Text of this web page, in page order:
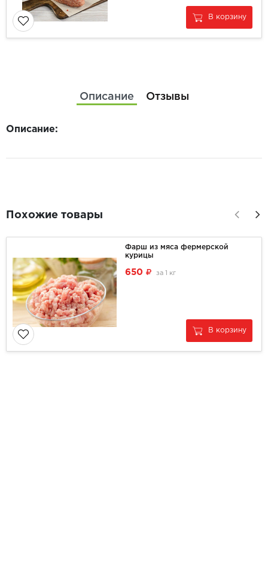
В корзину
Описание Отзывы
Описание:
Похожие товары
Фарш из мяса фермерской
курицы
650 за 1 кг
В корзину